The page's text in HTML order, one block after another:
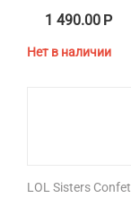
1 490.00 Р
Нет в наличии
LOL Sisters